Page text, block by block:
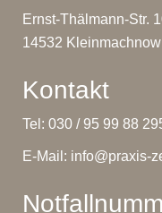
Ernst-Thälmann-Str.
14532 Kleinmachnow
Kontakt
Tel: 030 / 95 99 88
E-Mail: info@praxis-